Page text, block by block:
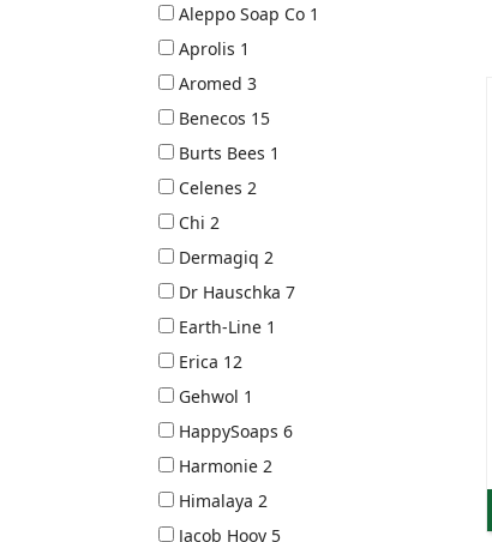
Aleppo Soap Co 1
Aprolis 1
Aromed 3
Benecos 15
Burts Bees 1
Celenes 2
Chi 2
Dermagiq 2
Dr Hauschka 7
Earth-Line 1
Erica 12
Gehwol 1
HappySoaps 6
Harmonie 2
Himalaya 2
Jacob Hooy 5